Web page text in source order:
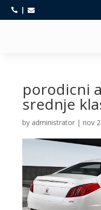
 
porodicni
srednje
by administrator| nov